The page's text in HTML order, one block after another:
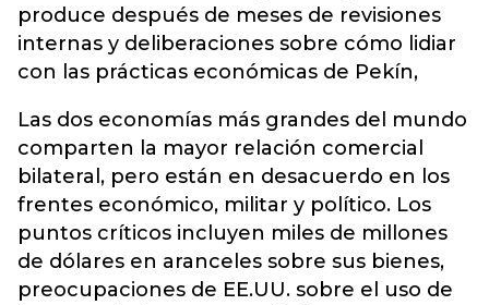
produce después de meses de revisiones
internas y deliberaciones sobre cómo lidiar
con las prácticas económicas de Pekín,
Las dos economías más grandes del mundo
comparten la mayor relación comercial
bilateral, pero están en desacuerdo en los
frentes económico, militar y político. Los
puntos críticos incluyen miles de millones
de dólares en aranceles sobre sus bienes,
preocupaciones de EE.UU. sobre el uso de